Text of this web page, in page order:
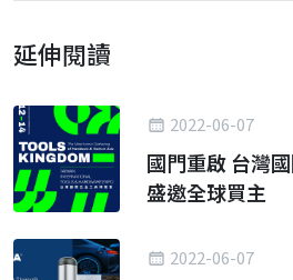
延伸閱讀
2022-06-07
國門重啟 台灣
盛邀全球買主
2022-06-07